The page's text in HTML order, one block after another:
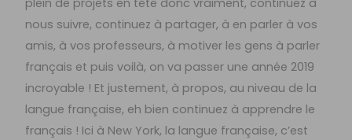
plein de projets en tête donc vraiment, continuez à
nous suivre, continuez à partager, à en parler à vos
amis, à vos professeurs, à motiver les gens à parler
français et puis voilà, on va passer une année 2019
incroyable ! Et justement, à propos, au niveau de la
langue française, eh bien continuez à apprendre le
français ! Ici à New York, la langue française, c’est